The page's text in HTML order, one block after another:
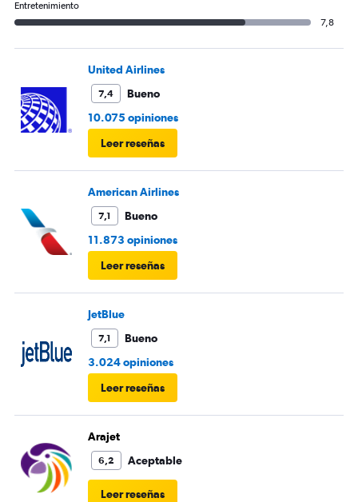
Entretenimiento
7,8
United Airlines
7,4
Bueno
10.075 opiniones
Leer reseñas
American Airlines
7,1
Bueno
11.873 opiniones
Leer reseñas
JetBlue
7,1
Bueno
3.024 opiniones
Leer reseñas
Arajet
6,2 Aceptable
Leer reseñas